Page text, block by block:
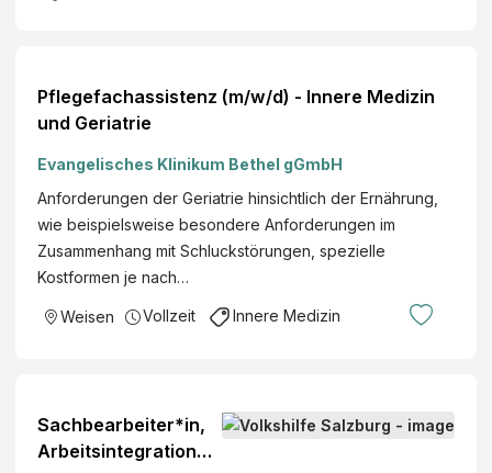
Pflegefachassistenz (m/w/d) - Innere Medizin
und Geriatrie
Evangelisches Klinikum Bethel gGmbH
Anforderungen der Geriatrie hinsichtlich der Ernährung,
wie beispielsweise besondere Anforderungen im
Zusammenhang mit Schluckstörungen, spezielle
Kostformen je nach…
Weisen Vollzeit Innere Medizin
Sachbearbeiter*in,
Arbeitsintegration